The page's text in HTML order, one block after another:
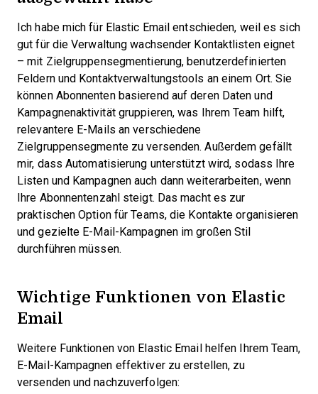
Ich habe mich für Elastic Email entschieden, weil es sich
gut für die Verwaltung wachsender Kontaktlisten eignet
– mit Zielgruppensegmentierung, benutzerdefinierten
Feldern und Kontaktverwaltungstools an einem Ort. Sie
können Abonnenten basierend auf deren Daten und
Kampagnenaktivität gruppieren, was Ihrem Team hilft,
relevantere E-Mails an verschiedene
Zielgruppensegmente zu versenden. Außerdem gefällt
mir, dass Automatisierung unterstützt wird, sodass Ihre
Listen und Kampagnen auch dann weiterarbeiten, wenn
Ihre Abonnentenzahl steigt. Das macht es zur
praktischen Option für Teams, die Kontakte organisieren
und gezielte E-Mail-Kampagnen im großen Stil
durchführen müssen.
Wichtige Funktionen von Elastic
Email
Weitere Funktionen von Elastic Email helfen Ihrem Team,
E-Mail-Kampagnen effektiver zu erstellen, zu
versenden und nachzuverfolgen: